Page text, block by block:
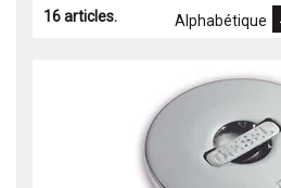
16 articles. Alphabétique